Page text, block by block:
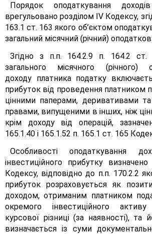
Порядок оподаткування
врегульовано розділом IV Кодексу,
163.1 ст. 163 якого об’єктом
загальний місячний (річний)
Згідно з п.п. 164.2.9 п. 164.2
загального місячного (річного)
доходу платника податку
прибуток від проведення платником
цінними паперами, деривативами
правами, випущеними в інших, ніж
крім доходу від операцій,
165.1.40 і 165.1.52 п. 165.1 ст. 165
Особливості оподаткування
інвестиційного прибутку
Кодексу, відповідно до п.п. 170.2.2
прибуток розраховується як
доходом, отриманим платником
окремого інвестиційного
курсової різниці (за наявності), та
визначається із суми